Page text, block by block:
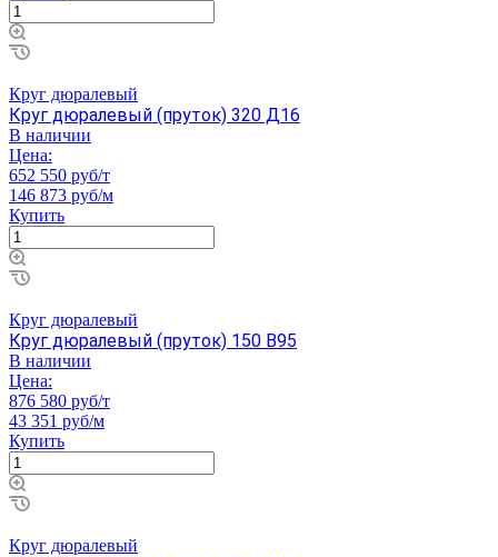
Круг дюралевый
Круг дюралевый (пруток) 320 Д16
В наличии
Цена:
652 550 руб/т
146 873 руб/м
Купить
Круг дюралевый
Круг дюралевый (пруток) 150 В95
В наличии
Цена:
876 580 руб/т
43 351 руб/м
Купить
Круг дюралевый